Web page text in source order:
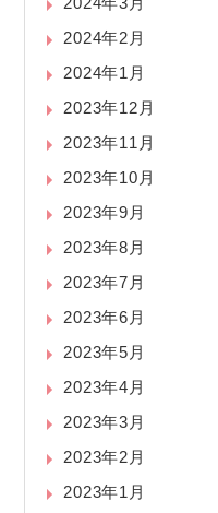
2024年2月
2024年1月
2023年12月
2023年11月
2023年10月
2023年9月
2023年8月
2023年7月
2023年6月
2023年5月
2023年4月
2023年3月
2023年2月
2023年1月